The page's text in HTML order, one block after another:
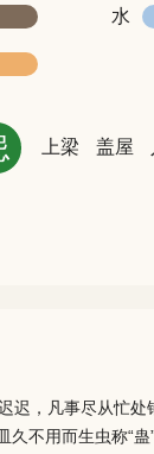
水
上梁 盖屋
迟，凡事尽从忙处
不用而生虫称“